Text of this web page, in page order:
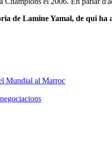
de Lamine Yamal, de qui ha
Mundial al Marroc